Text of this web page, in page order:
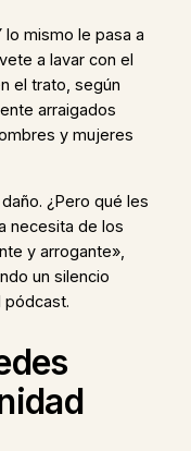
lo mismo le pasa a
a lavar con el
el trato, según
arraigados
y mujeres
¿Pero qué les
necesita de los
y arrogante»,
un silencio